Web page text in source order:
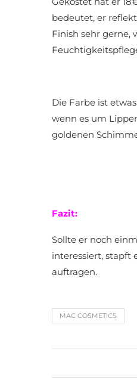
bedeutet, er
Finish sehr gerne,
Die Farbe ist
wenn es um
goldenen
Fazit:
Sollte er noch
interessiert, stapft
auftragen.
MAC COSMETICS